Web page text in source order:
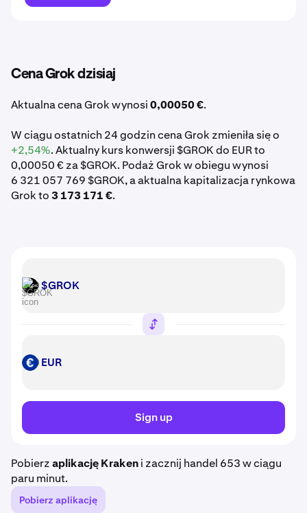
Cena Grok dzisiaj
Aktualna cena Grok wynosi0,00050 €.
W ciągu ostatnich 24 godzin cena Grok zmieniła się o
+2,54%. Aktualny kurs konwersji $GROK do EUR to
0,00050 € za $GROK. Podaż Grok w obiegu wynosi
6 321 057 769 $GROK, a aktualna kapitalizacja rynkowa
Grok to 3 173 171 €.
$GROK $GROK
EUR EUR
Sign up
Pobierzaplikację Krakeni zacznij handel 653 w ciągu
paru minut.
Pobierz aplikację